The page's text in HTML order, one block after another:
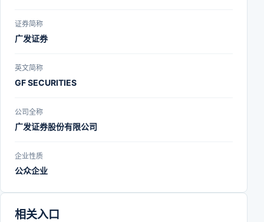
证券简称
广发证券
英文简称
GF SECURITIES
公司全称
广发证券股份有限公司
企业性质
公众企业
相关入口